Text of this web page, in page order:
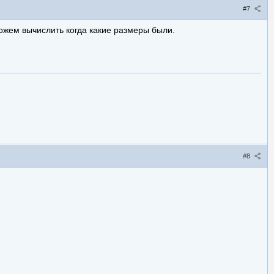
#7
вычислить когда какие размеры были.
#8